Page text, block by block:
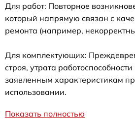
Для работ: Повторное
который напрямую связан с
ремонта (например,
Для комплектующих:
строя, утрата
заявленным характеристикам
использовании.
Показать полностью